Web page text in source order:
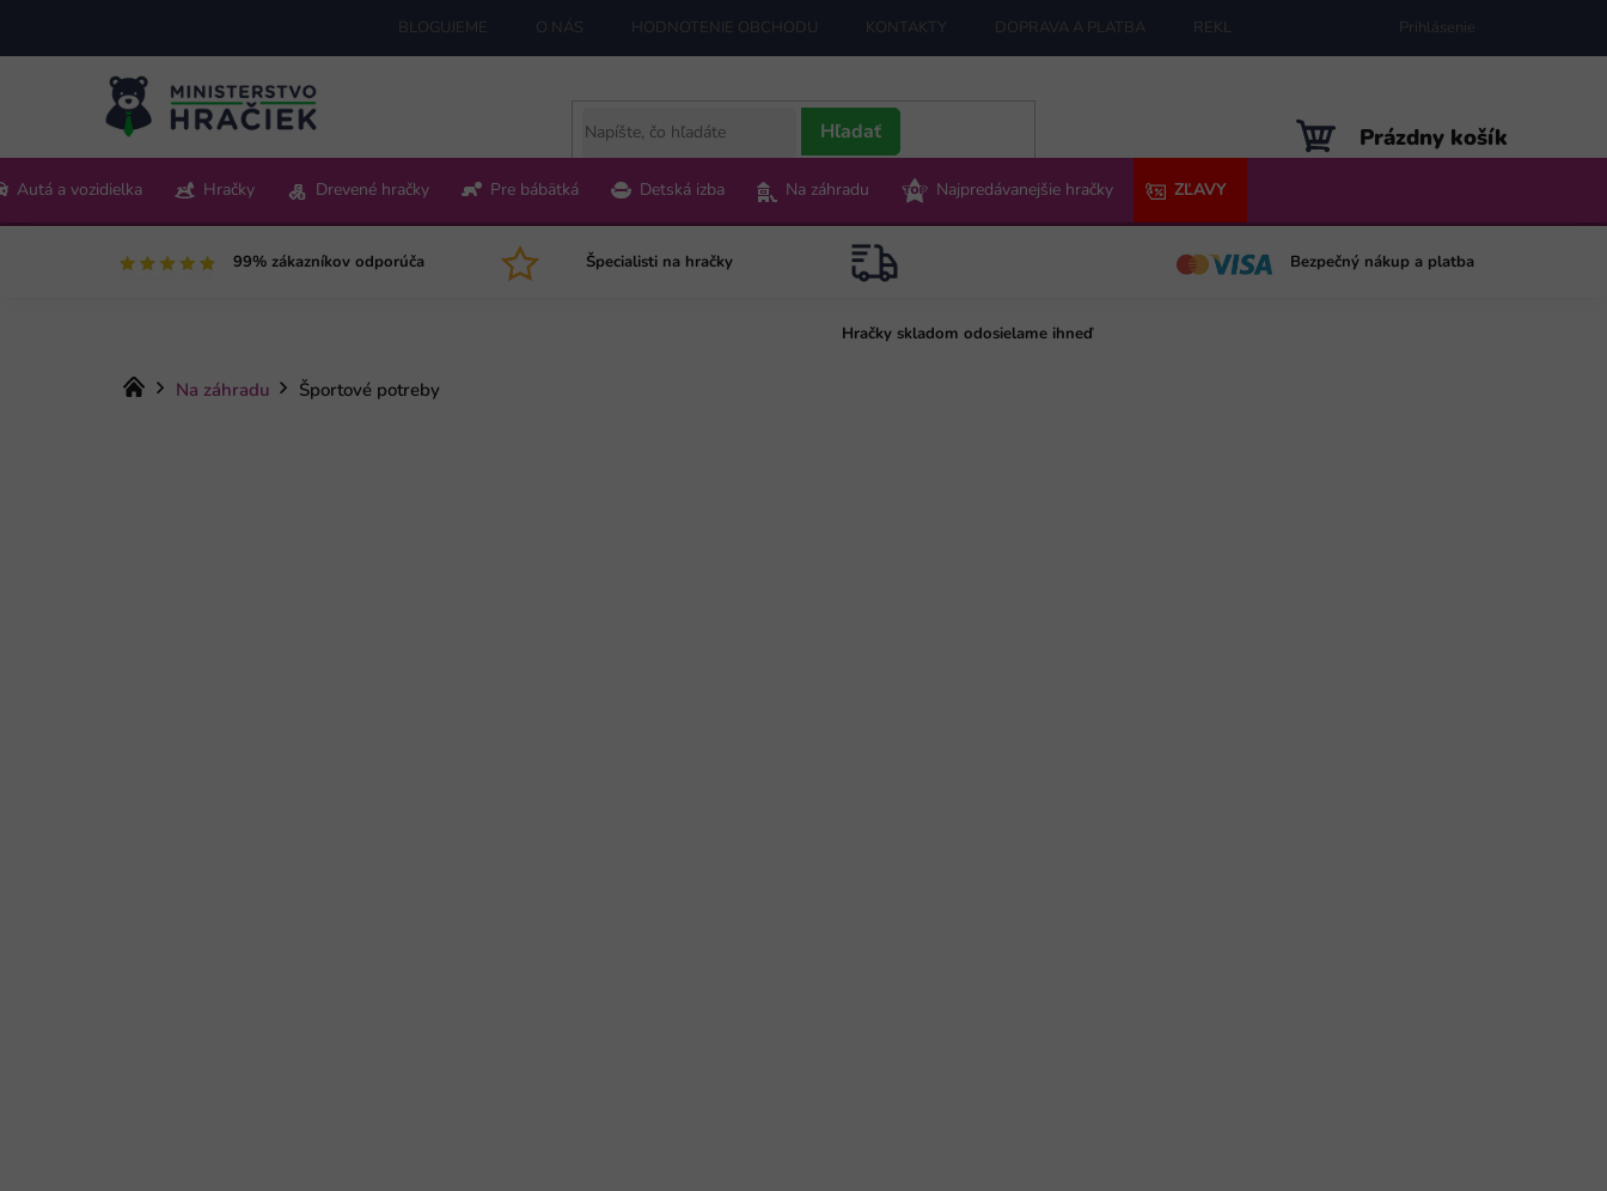
obsah
BLOGUJEME O NÁS HODNOTENIE OBCHODU KONTAKTY DOPRAVA A PLATBA REKLAMÁCIE MAPA SERVERU
Prihlásenie
Pon-Pia 9:00-15:00
Hľadať
NÁKUPNÝ
KOŠÍK
Prázdny košík
Autá a vozidielka Hračky Drevené hračky Pre bábätká Detská izba Na záhradu Najpredávanejšie hračky ZĽAVY
99% zákazníkov odporúča Špecialisti na hračky
Hračky skladom odosielame ihneď
Bezpečný nákup a platba
DomovNa záhradu Športové potreby